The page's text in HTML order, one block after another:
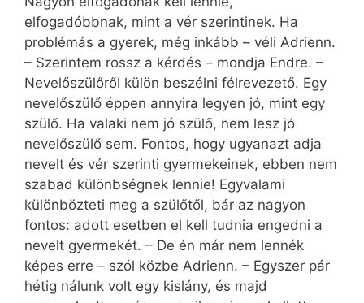
elfogadóbbnak, mint a vér szerintinek. Ha
problémás a gyerek, még inkább – véli Adrienn.
– Szerintem rossz a kérdés – mondja Endre. –
Nevelőszülőről külön beszélni félrevezető. Egy
nevelőszülő éppen annyira legyen jó, mint egy
szülő. Ha valaki nem jó szülő, nem lesz jó
nevelőszülő sem. Fontos, hogy ugyanazt adja
nevelt és vér szerinti gyermekeinek, ebben nem
szabad különbségnek lennie! Egyvalami
különbözteti meg a szülőtől, bár az nagyon
fontos: adott esetben el kell tudnia engedni a
nevelt gyermekét. – De én már nem lennék
képes erre – szól közbe Adrienn. – Egyszer pár
hétig nálunk volt egy kislány, és majd